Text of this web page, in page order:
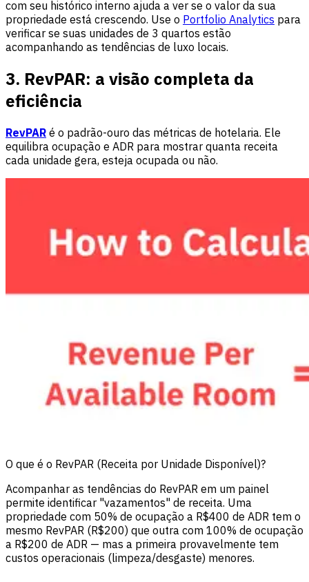
com seu histórico interno ajuda a ver se o valor da sua
propriedade está crescendo. Use o Portfolio Analytics para
verificar se suas unidades de 3 quartos estão
acompanhando as tendências de luxo locais.
3. RevPAR: a visão completa da
eficiência
RevPAR é o padrão-ouro das métricas de hotelaria. Ele
equilibra ocupação e ADR para mostrar quanta receita
cada unidade gera, esteja ocupada ou não.
O que é o RevPAR (Receita por Unidade Disponível)?
Acompanhar as tendências do RevPAR em um painel
permite identificar "vazamentos" de receita. Uma
propriedade com 50% de ocupação a R$400 de ADR tem o
mesmo RevPAR (R$200) que outra com 100% de ocupação
a R$200 de ADR — mas a primeira provavelmente tem
custos operacionais (limpeza/desgaste) menores.